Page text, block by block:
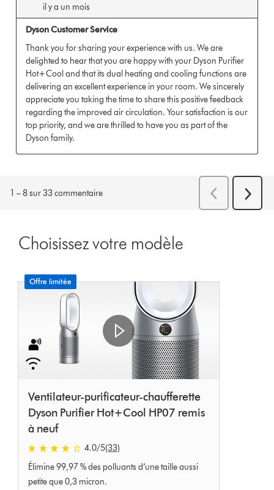
Choisissez votre modèle
Offre limitée
Ventilateur-purificateur-chaufferette
Dyson Purifier Hot+Cool HP07 remis
à neuf
4.0
étoiles
sur
4.0/5(33)
Élimine 99,97 % des polluants d’une taille aussi
petite que 0,3 micron.